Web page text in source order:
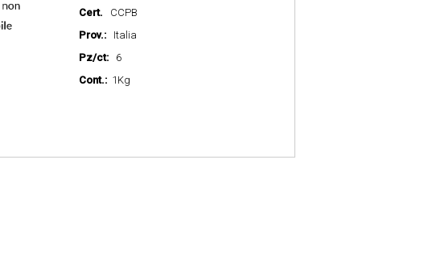
Cert. CCPB
Prov.:Italia
Pz/ct:6
Cont.:1Kg